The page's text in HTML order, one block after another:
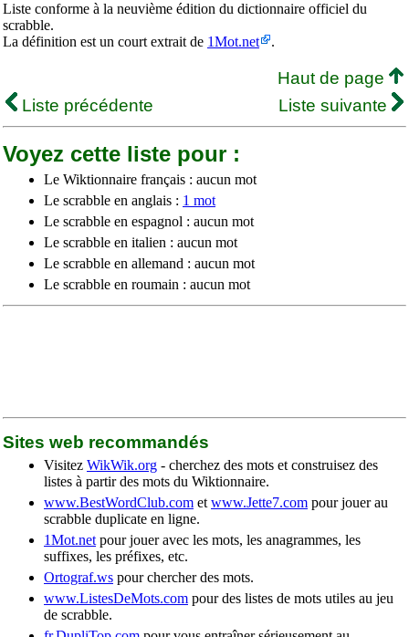
Liste conforme à la neuvième édition du dictionnaire officiel du
scrabble.
La définition est un court extrait de 1Mot.net .
Haut de page
Liste précédente
Liste suivante
Voyez cette liste pour :
Le Wiktionnaire français : aucun mot
Le scrabble en anglais : 1 mot
Le scrabble en espagnol : aucun mot
Le scrabble en italien : aucun mot
Le scrabble en allemand : aucun mot
Le scrabble en roumain : aucun mot
Sites web recommandés
Visitez WikWik.org - cherchez des mots et construisez des
listes à partir des mots du Wiktionnaire.
www.BestWordClub.com et www.Jette7.com pour jouer au
scrabble duplicate en ligne.
1Mot.net pour jouer avec les mots, les anagrammes, les
suffixes, les préfixes, etc.
Ortograf.ws pour chercher des mots.
www.ListesDeMots.com pour des listes de mots utiles au jeu
de scrabble.